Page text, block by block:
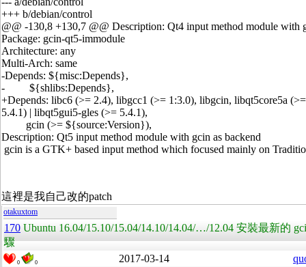
+++ b/debian/control
@@ -130,8 +130,7 @@ Description: Qt4 input method module with
Package: gcin-qt5-immodule
Architecture: any
Multi-Arch: same
-Depends: ${misc:Depends},
- ${shlibs:Depends},
+Depends: libc6 (>= 2.4), libgcc1 (>= 1:3.0), libgcin, libqt5core5a
5.4.1) | libqt5gui5-gles (>= 5.4.1),
gcin (>= ${source:Version}),
Description: Qt5 input method module with gcin as backend
gcin is a GTK+ based input method which focused mainly on
這裡是我自己改的patch
otakuxtom
170 Ubuntu 16.04/15.10/15.04/14.10/14.04/…/12.04 安裝最新的
驟
0 0 2017-03-14